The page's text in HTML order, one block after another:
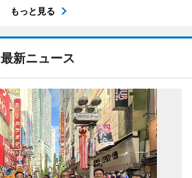
もっと見る
最新ニュース